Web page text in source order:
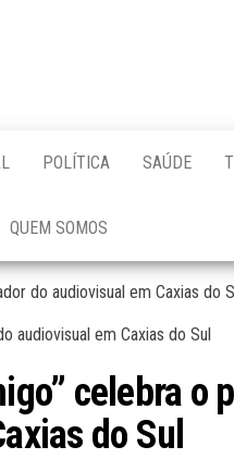
POLÍTICA SAÚDE
QUEM SOMOS
do audiovisual em Caxias do
celebra o
do Sul